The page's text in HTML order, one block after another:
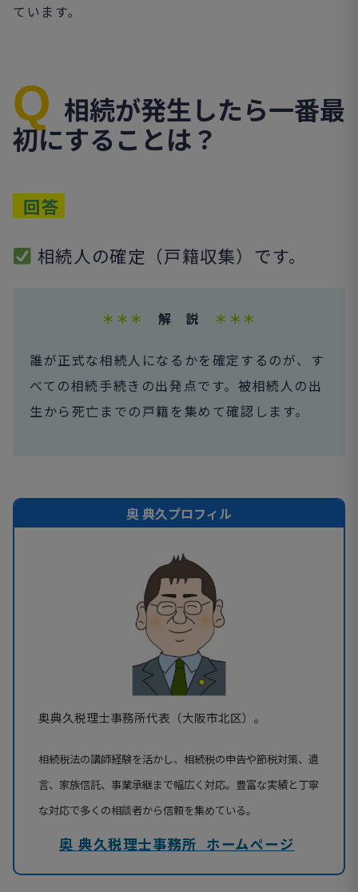
ています。
Q 相続が発生したら一番最
初にすることは？
回答
相続人の確定（戸籍収集）です。
＊＊＊ 解 説 ＊＊＊
誰が正式な相続人になるかを確定するのが、す
べての相続手続きの出発点です。被相続人の出
生から死亡までの戸籍を集めて確認します。
奥 典久プロフィル
奥典久税理士事務所代表（大阪市北区）。
相続税法の講師経験を活かし、相続税の申告や節税対策、遺
言、家族信託、事業承継まで幅広く対応。豊富な実績と丁寧
な対応で多くの相談者から信頼を集めている。
奥 典久税理士事務所 ホームページ